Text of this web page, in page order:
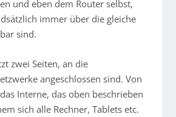
und eben dem Router selbst,
immer über die gleiche
sind.
zwei Seiten, an die
angeschlossen sind. Von
Interne, das oben beschrieben
sich alle Rechner, Tablets etc.